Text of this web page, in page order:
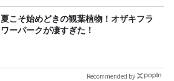
夏こそ始めどきの観葉植物！オザキフラ
ワーパークが凄すぎた！
Recommended by